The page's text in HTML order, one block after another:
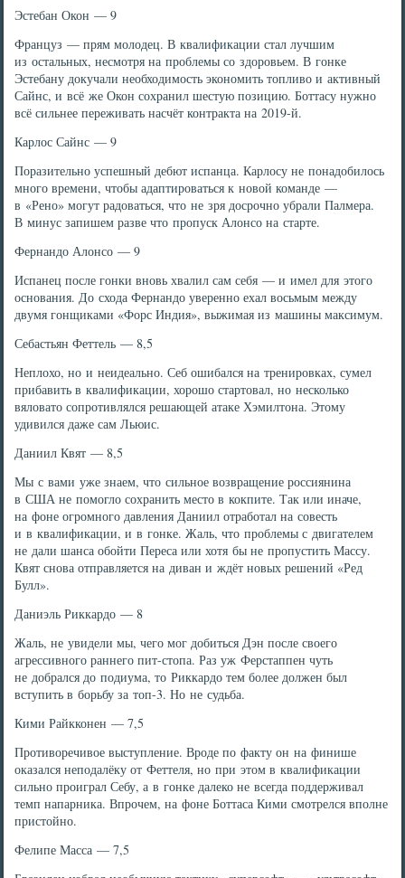
Эстебан Окон — 9
Француз — прям молодец. В квалификации стал лучшим
из остальных, несмотря на проблемы со здоровьем. В гонке
Эстебану докучали необходимость экономить топливо и активный
Сайнс, и всё же Окон сохранил шестую позицию. Боттасу нужно
всё сильнее переживать насчёт контракта на 2019-й.
Карлос Сайнс — 9
Поразительно успешный дебют испанца. Карлосу не понадобилось
много времени, чтобы адаптироваться к новой команде —
в «Рено» могут радоваться, что не зря досрочно убрали Палмера.
В минус запишем разве что пропуск Алонсо на старте.
Фернандо Алонсо — 9
Испанец после гонки вновь хвалил сам себя — и имел для этого
основания. До схода Фернандо уверенно ехал восьмым между
двумя гонщиками «Форс Индия», выжимая из машины максимум.
Себастьян Феттель — 8,5
Неплохо, но и неидеально. Себ ошибался на тренировках, сумел
прибавить в квалификации, хорошо стартовал, но несколько
вяловато сопротивлялся решающей атаке Хэмилтона. Этому
удивился даже сам Льюис.
Даниил Квят — 8,5
Мы с вами уже знаем, что сильное возвращение россиянина
в США не помогло сохранить место в кокпите. Так или иначе,
на фоне огромного давления Даниил отработал на совесть
и в квалификации, и в гонке. Жаль, что проблемы с двигателем
не дали шанса обойти Переса или хотя бы не пропустить Массу.
Квят снова отправляется на диван и ждёт новых решений «Ред
Булл».
Даниэль Риккардо — 8
Жаль, не увидели мы, чего мог добиться Дэн после своего
агрессивного раннего пит-стопа. Раз уж Ферстаппен чуть
не добрался до подиума, то Риккардо тем более должен был
вступить в борьбу за топ-3. Но не судьба.
Кими Райкконен — 7,5
Противоречивое выступление. Вроде по факту он на финише
оказался неподалёку от Феттеля, но при этом в квалификации
сильно проиграл Себу, а в гонке далеко не всегда поддерживал
темп напарника. Впрочем, на фоне Боттаса Кими смотрелся вполне
пристойно.
Фелипе Масса — 7,5